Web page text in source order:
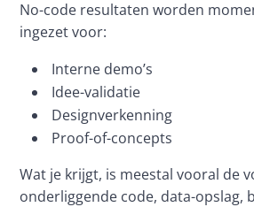
No-code resultaten worden
ingezet voor:
Interne demo’s
Idee-validatie
Designverkenning
Proof-of-concepts
Wat je krijgt, is meestal vooral de
onderliggende code, data-opslag,